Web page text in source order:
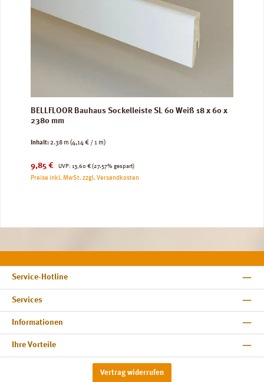
BELLFLOOR Bauhaus Sockelleiste SL 60 Weiß 18 x 60 x
2380 mm
Inhalt:2.38 m (4,14 € / 1 m)
Verkaufspreis:
9,85 € UVP:
Regulärer Preis:
13,60 € (27.57% gespart)
Preise inkl. MwSt. zzgl. Versandkosten
Service-Hotline
Services
Informationen
Ihre Vorteile
Vertrag widerrufen